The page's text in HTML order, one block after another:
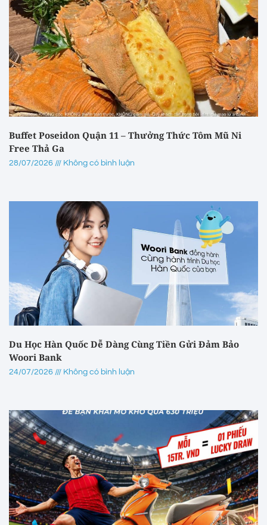
Buffet Poseidon Quận 11 – Thưởng Thức Tôm Mũ Ni
Free Thả Ga
28/07/2026 Không có bình luận
Du Học Hàn Quốc Dễ Dàng Cùng Tiền Gửi Đảm Bảo
Woori Bank
24/07/2026 Không có bình luận